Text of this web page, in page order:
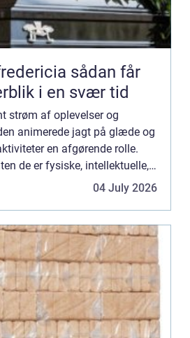
sådan får
i en svær tid
strøm af oplevelser og
animerede jagt på glæde og
en afgørende rolle.
de er fysiske, intellektuelle,
har magten til at forbedre ...
04 July 2026